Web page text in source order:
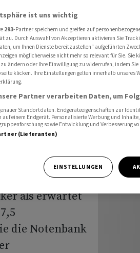
hebt
als
der hohen
als erwartet
die Notenbank
ist uns wichtig
293-Partner speichern und greifen auf
zu. Durch Auswahl von Akzeptieren aktivieren Sie
um Ihnen Dienste bereitzustellen“ aufgeführten
möglicherweise nicht mehr so relevant für Sie. Sie
ändern oder Ihre Einwilligung zu widerrufen, indem
klicken. Ihre Einstellungen gelten innerhalb unseres
Partner verarbeiten Daten, um
Standortdaten. Endgeräteeigenschaften zur
einem Endgerät. Personalisierte Werbung und
sowie Entwicklung und Verbesserung
(Lieferanten)
EINSTELLUNGEN